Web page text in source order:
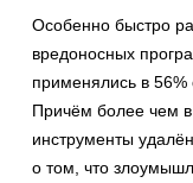
Особенно быстро
вредоносных
применялись в
Причём более чем в
инструменты
о том, что